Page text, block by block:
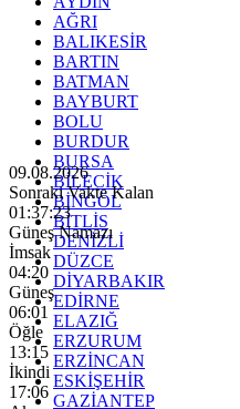
AĞRI
BALIKESİR
BARTIN
BATMAN
BAYBURT
BOLU
BURDUR
BURSA
BİLECİK
BİNGÖL
BİTLİS
DENİZLİ
DÜZCE
DİYARBAKIR
EDİRNE
ELAZIĞ
ERZURUM
ERZİNCAN
ESKİŞEHİR
GAZİANTEP
09.08.2026
Sonraki Vakte Kalan
01:37:21
Güneş Namazı
İmsak
04:20
Güneş
06:01
Öğle
13:15
İkindi
17:06